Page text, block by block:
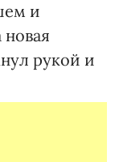
и
новая
рукой и